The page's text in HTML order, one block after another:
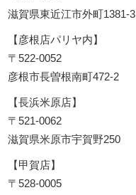
滋賀県東近江市外町1381-3
【彦根店パリヤ内】
〒522-0052
彦根市長曽根南町472-2
【長浜米原店】
〒521-0062
滋賀県米原市宇賀野250
【甲賀店】
〒528-0005